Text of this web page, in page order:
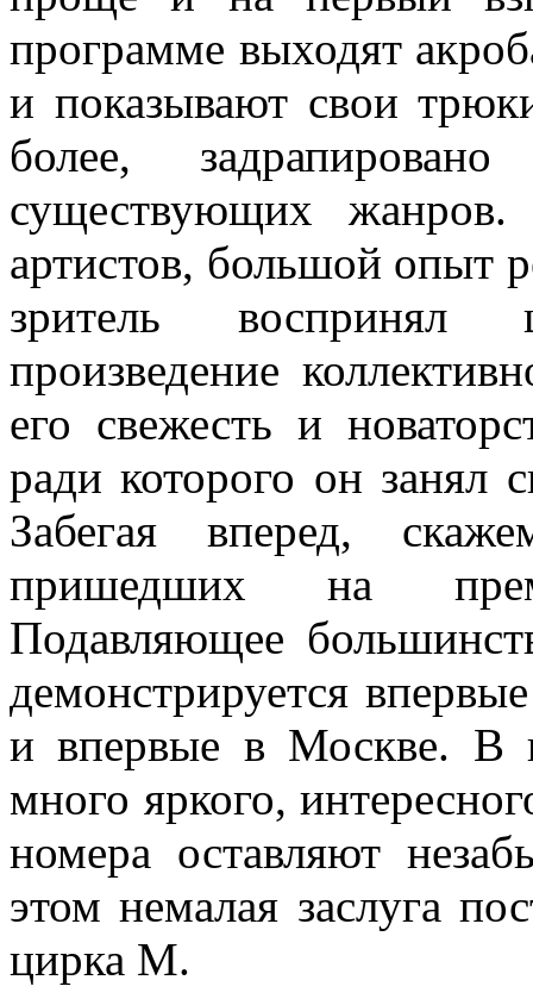
программе выходят
и показывают свои
более,
существующих жанров.
артис­тов, большой опыт
зритель воспри­нял
произведение
его свежесть и
ради которого он занял
Забегая вперед,
пришедших на
Подавляющее
демонстрируется
и впервые в Москве. В
мно­го яркого,
номера остав­ляют
этом немалая заслуга
цирка М.